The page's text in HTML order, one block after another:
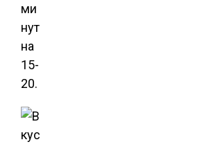
ми
нут
на
15-
20.